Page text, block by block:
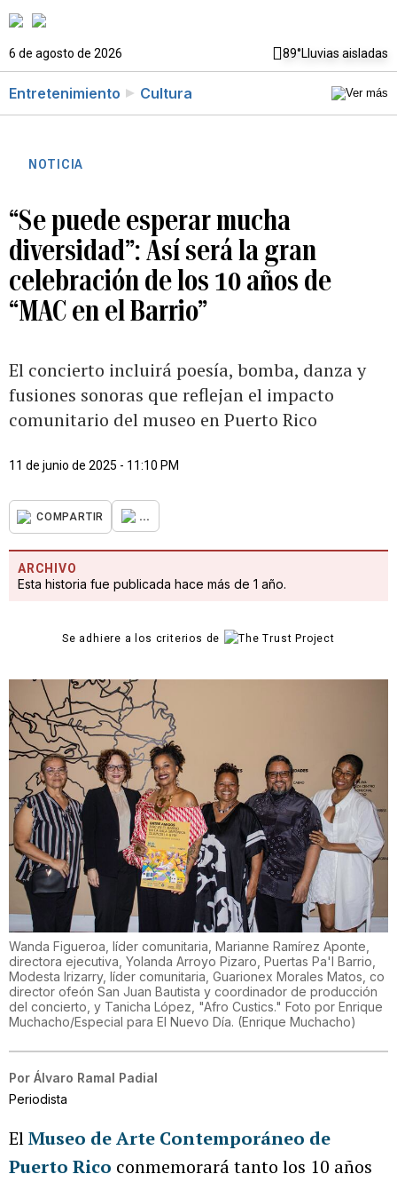
6 de agosto de 2026 89°Lluvias aisladas
Entretenimiento Cultura
NOTICIA
“Se puede esperar mucha
diversidad”: Así será la gran
celebración de los 10 años de
“MAC en el Barrio”
El concierto incluirá poesía, bomba, danza y
fusiones sonoras que reflejan el impacto
comunitario del museo en Puerto Rico
11 de junio de 2025 - 11:10 PM
COMPARTIR ...
ARCHIVO
Esta historia fue publicada hace más de 1 año.
Se adhiere a los criterios de
Wanda Figueroa, líder comunitaria, Marianne Ramírez Aponte,
directora ejecutiva, Yolanda Arroyo Pizaro, Puertas Pa'l Barrio,
Modesta Irizarry, líder comunitaria, Guarionex Morales Matos, co
director ofeón San Juan Bautista y coordinador de producción
del concierto, y Tanicha López, "Afro Custics." Foto por Enrique
Muchacho/Especial para El Nuevo Día. (Enrique Muchacho)
Por Álvaro Ramal Padial
Periodista
ElMuseo de Arte Contemporáneo de
Puerto Rico conmemorará tanto los 10 años